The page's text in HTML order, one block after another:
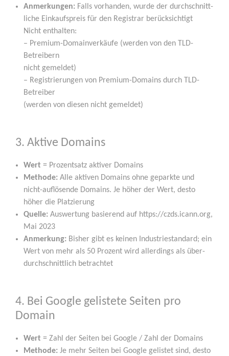
Anmer­kun­gen: Falls vor­han­den, wur­de der durch­schnitt­
li­che Ein­kaufs­preis für den Regis­trar berück­sich­tigt
Nicht ent­hal­ten:
– Pre­mi­um-Domain­ver­käu­fe (wer­den von den TLD-
Betrei­bern
nicht gemel­det)
– Regis­trie­run­gen von Pre­mi­um-Domains durch TLD-
Betrei­ber
(wer­den von die­sen nicht gemeldet)
3. Aktive Domains
Wert = Pro­zent­satz akti­ver Domains
Metho­de: Alle akti­ven Domains ohne gepark­te und
nicht-auf­lö­sen­de Domains. Je höher der Wert, des­to
höher die Platzierung
Quel­le: Aus­wer­tung basie­rend auf https://czds.icann.org,
Mai 2023
Anmer­kung: Bis­her gibt es kei­nen Indus­trie­stan­dard; ein
Wert von mehr als 50 Pro­zent wird aller­dings als über­
durch­schnitt­lich betrachtet
4. Bei Google gelistete Seiten pro
Domain
Wert = Zahl der Sei­ten bei Goog­le / Zahl der Domains
Metho­de: Je mehr Sei­ten bei Goog­le gelis­tet sind, des­to